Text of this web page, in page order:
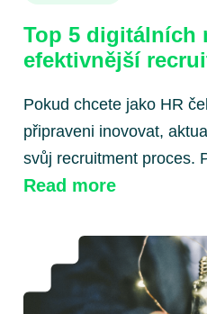
Top 5 digitálních
efektivnější
Pokud chcete jako HR
připraveni inovovat,
svůj recruitment proces.
Read more